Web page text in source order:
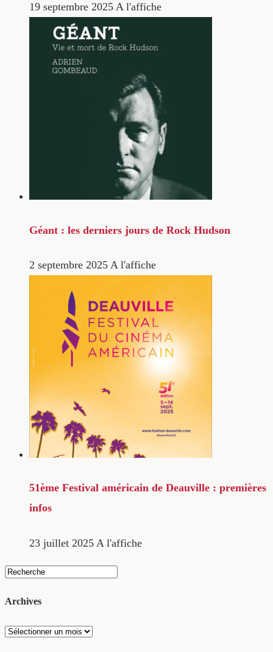
19 septembre 2025 A l'affiche
Géant : les derniers jours de Rock Hudson
2 septembre 2025 A l'affiche
51ème Festival américain de Deauville : premières
infos
23 juillet 2025 A l'affiche
Archives
Archives